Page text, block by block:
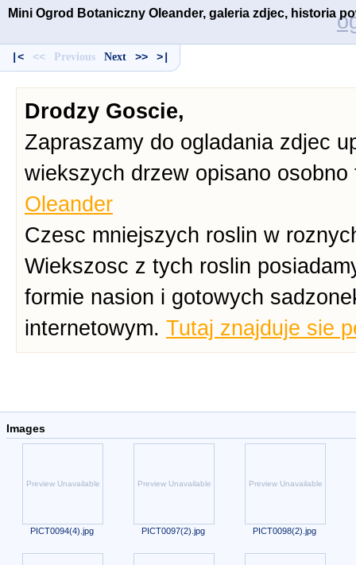
Mini Ogrod Botaniczny Oleander, galeria zdjec, historia
|< << Previous Next >> >|
Drodzy Goscie,
Zapraszamy do ogladania zdjec
wiekszych drzew opisano
Oleander
Czesc mniejszych roslin w
Wiekszosc z tych roslin
formie nasion i gotowych
internetowym. Tutaj znajduje sie
Images
Preview Unavailable
PICT0094(4).jpg
Preview Unavailable
PICT0097(2).jpg
Preview Unavailable
PICT0098(2).jpg